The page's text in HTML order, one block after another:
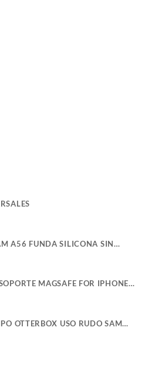
A56 FUNDA SILICONA SIN
SAMSUNG
MAGSAFE FOR IPHONE
MAGSAFE
OTTERBOX USO RUDO SAM
S26 ULTRA